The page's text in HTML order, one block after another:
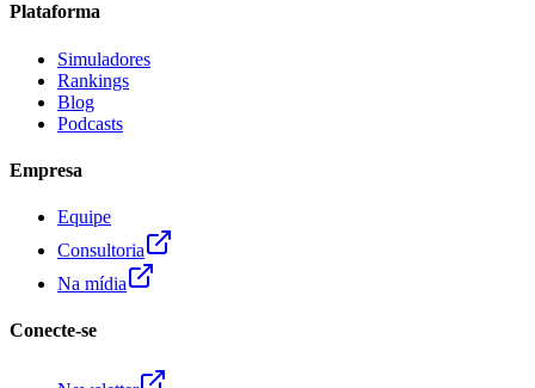
Plataforma
Simuladores
Rankings
Blog
Podcasts
Empresa
Equipe
Consultoria
Na mídia
Conecte-se